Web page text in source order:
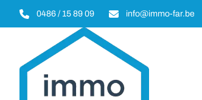
Aller au contenu principal
0486 / 15 89 09 info@immo-far.be